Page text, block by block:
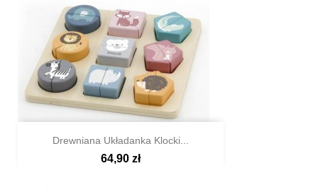
Szybki podgląd
Drewniana Układanka Klocki...
64,90 zł